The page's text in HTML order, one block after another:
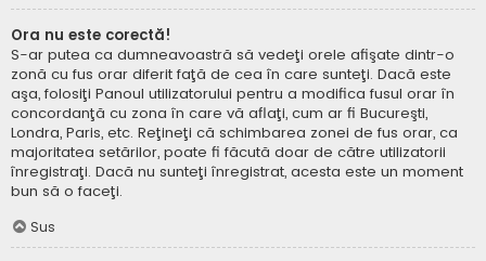
Ora nu este corectă!
S-ar putea ca dumneavoastră să vedeţi orele afişate dintr-o
zonă cu fus orar diferit faţă de cea în care sunteţi. Dacă este
aşa, folosiţi Panoul utilizatorului pentru a modifica fusul orar în
concordanţă cu zona în care vă aflaţi, cum ar fi Bucureşti,
Londra, Paris, etc. Reţineţi că schimbarea zonei de fus orar, ca
majoritatea setărilor, poate fi făcută doar de către utilizatorii
înregistraţi. Dacă nu sunteţi înregistrat, acesta este un moment
bun să o faceţi.
Sus